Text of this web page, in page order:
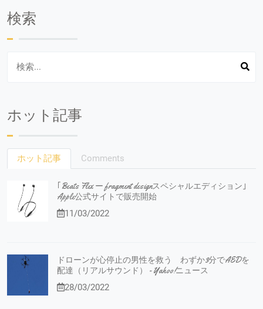
検索
ホット記事
ホット記事 Comments
｢Beats Flex ー fragment designスペシャルエディション｣
Apple公式サイトで販売開始
11/03/2022
ドローンが心停止の男性を救う わずか3分でAEDを
配達（リアルサウンド） - Yahoo!ニュース
28/03/2022